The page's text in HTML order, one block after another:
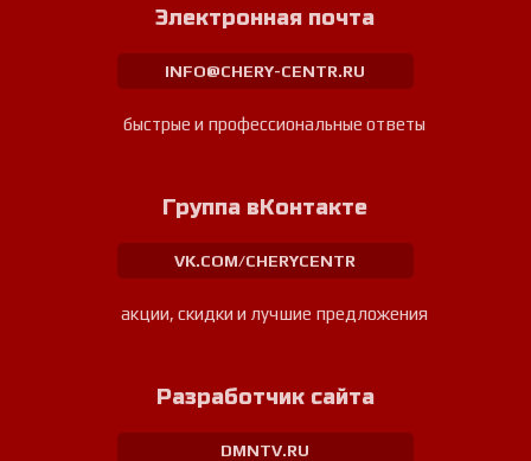
Электронная почта
INFO@CHERY-CENTR.RU
быстрые и профессиональные ответы
Группа вКонтакте
VK.COM/CHERYCENTR
акции, скидки и лучшие предложения
Разработчик сайта
DMNTV.RU